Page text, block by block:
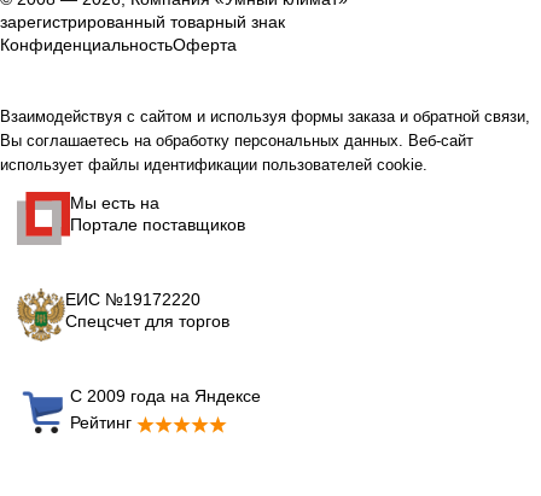
зарегистрированный товарный знак
КонфиденциальностьОферта
Взаимодействуя с сайтом и используя формы заказа и обратной связи,
Вы соглашаетесь на обработку персональных данных. Веб-сайт
использует файлы идентификации пользователей cookie.
Мы есть на
Портале поставщиков
ЕИС №19172220
Спецсчет для торгов
С 2009 года на Яндексе
Рейтинг